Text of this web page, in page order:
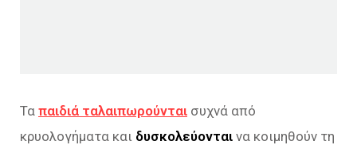
Τα παιδιά ταλαιπωρούνται συχνά από
κρυολογήματα και δυσκολεύονται να κοιμηθούν τη